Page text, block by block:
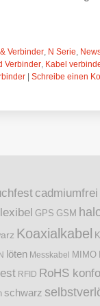
Verbinder, N Serie,
Verbinder, Kabel
Schreibe einen
cadmiumfrei
GPS GSM
Koaxialkabel
löten Messkabel MIMO
RFID RoHS
schwarz